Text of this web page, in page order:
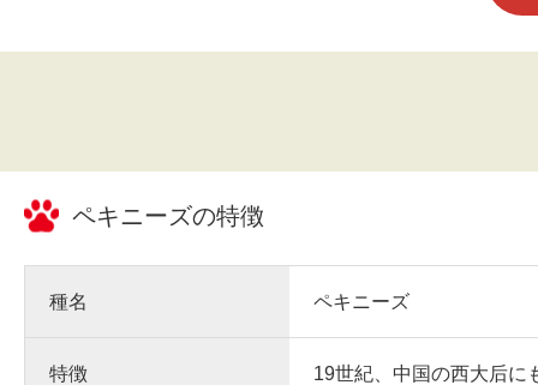
ペキニーズの特徴
種名 ペキニーズ
特徴
19世紀、中国の西大后に